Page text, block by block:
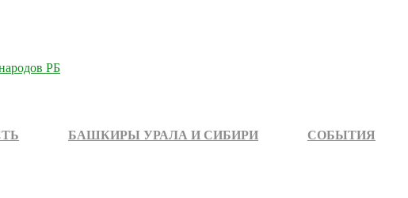
БАШКИРЫ УРАЛА И СИБИРИ СОБЫТИЯ